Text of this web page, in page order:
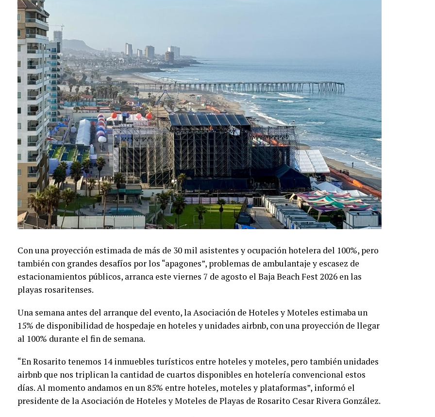
Con una proyección estimada de más de 30 mil asistentes y ocupación hotelera del 100%, pero
también con grandes desafíos por los “apagones”, problemas de ambulantaje y escasez de
estacionamientos públicos, arranca este viernes 7 de agosto el Baja Beach Fest 2026 en las
playas rosaritenses.
Una semana antes del arranque del evento, la Asociación de Hoteles y Moteles estimaba un
15% de disponibilidad de hospedaje en hoteles y unidades airbnb, con una proyección de llegar
al 100% durante el fin de semana.
“En Rosarito tenemos 14 inmuebles turísticos entre hoteles y moteles, pero también unidades
airbnb que nos triplican la cantidad de cuartos disponibles en hotelería convencional estos
días. Al momento andamos en un 85% entre hoteles, moteles y plataformas”, informó el
presidente de la Asociación de Hoteles y Moteles de Playas de Rosarito Cesar Rivera González.